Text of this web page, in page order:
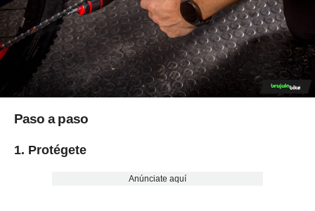
Paso a paso
1. Protégete
Anúnciate aquí